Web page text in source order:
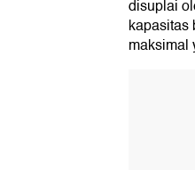
disuplai
kapasitas
maksimal